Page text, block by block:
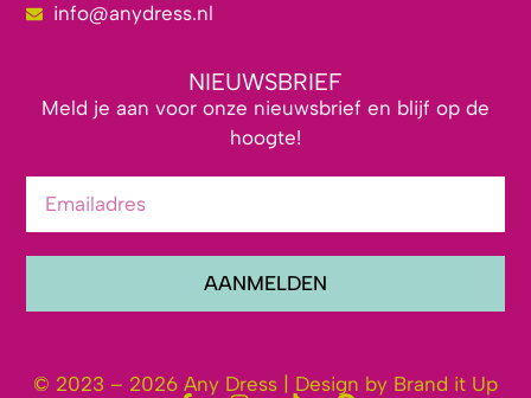
info@anydress.nl
NIEUWSBRIEF
Meld je aan voor onze nieuwsbrief en blijf op de
hoogte!
AANMELDEN
© 2023 – 2026 Any Dress | Design by Brand it Up